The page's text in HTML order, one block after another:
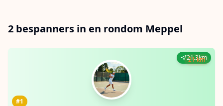
2 bespanners in en rondom Meppel
21.3km
#1
21 km